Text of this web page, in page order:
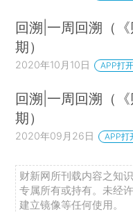
回溯|一周回溯（
期）
2020年10月10日 APP打开
回溯|一周回溯（
期）
2020年09月26日 APP打
财新网所刊载内容之知
专属所有或持有。未经
建立镜像等任何使用。